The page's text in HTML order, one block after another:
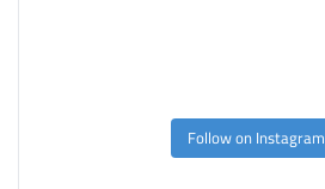
Follow on Instagram